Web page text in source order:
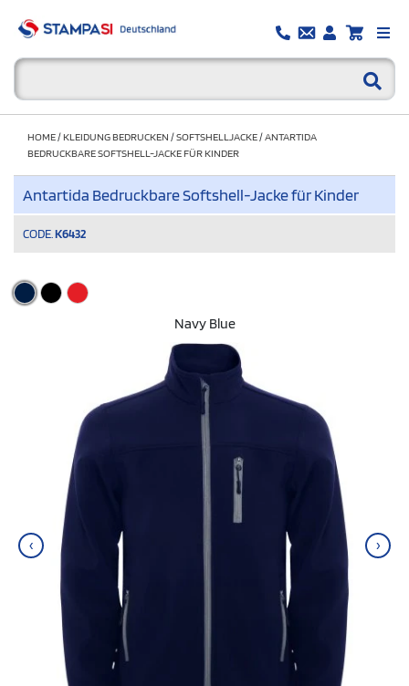
HOME/KLEIDUNG BEDRUCKEN /SOFTSHELLJACKE/ANTARTIDA
BEDRUCKBARE SOFTSHELL-JACKE FÜR KINDER
Antartida Bedruckbare Softshell-Jacke für Kinder
CODE. K6432
Navy Blue
‹ ›